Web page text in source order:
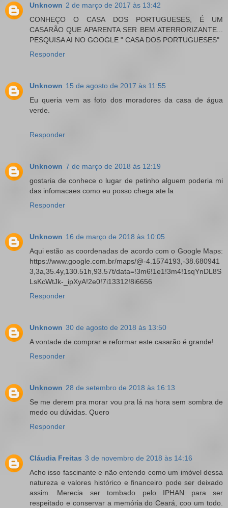
Unknown 2 de março de 2017 às 13:42
CONHEÇO O CASA DOS PORTUGUESES, É UM
CASARÃO QUE APARENTA SER BEM ATERRORIZANTE...
PESQUISA AI NO GOOGLE " CASA DOS PORTUGUESES"
Responder
Unknown 15 de agosto de 2017 às 11:55
Eu queria vem as foto dos moradores da casa de água
verde.
Responder
Unknown 7 de março de 2018 às 12:19
gostaria de conhece o lugar de petinho alguem poderia mi
das infomacaes como eu posso chega ate la
Responder
Unknown 16 de março de 2018 às 10:05
Aqui estão as coordenadas de acordo com o Google Maps:
https://www.google.com.br/maps/@-4.1574193,-38.680941
3,3a,35.4y,130.51h,93.57t/data=!3m6!1e1!3m4!1sqYnDL8S
LsKcWtJk-_ipXyA!2e0!7i13312!8i6656
Responder
Unknown 30 de agosto de 2018 às 13:50
A vontade de comprar e reformar este casarão é grande!
Responder
Unknown 28 de setembro de 2018 às 16:13
Se me derem pra morar vou pra lá na hora sem sombra de
medo ou dúvidas. Quero
Responder
Cláudia Freitas 3 de novembro de 2018 às 14:16
Acho isso fascinante e não entendo como um imóvel dessa
natureza e valores histórico e financeiro pode ser deixado
assim. Merecia ser tombado pelo IPHAN para ser
respeitado e conservar a memória do Ceará, coo um todo.